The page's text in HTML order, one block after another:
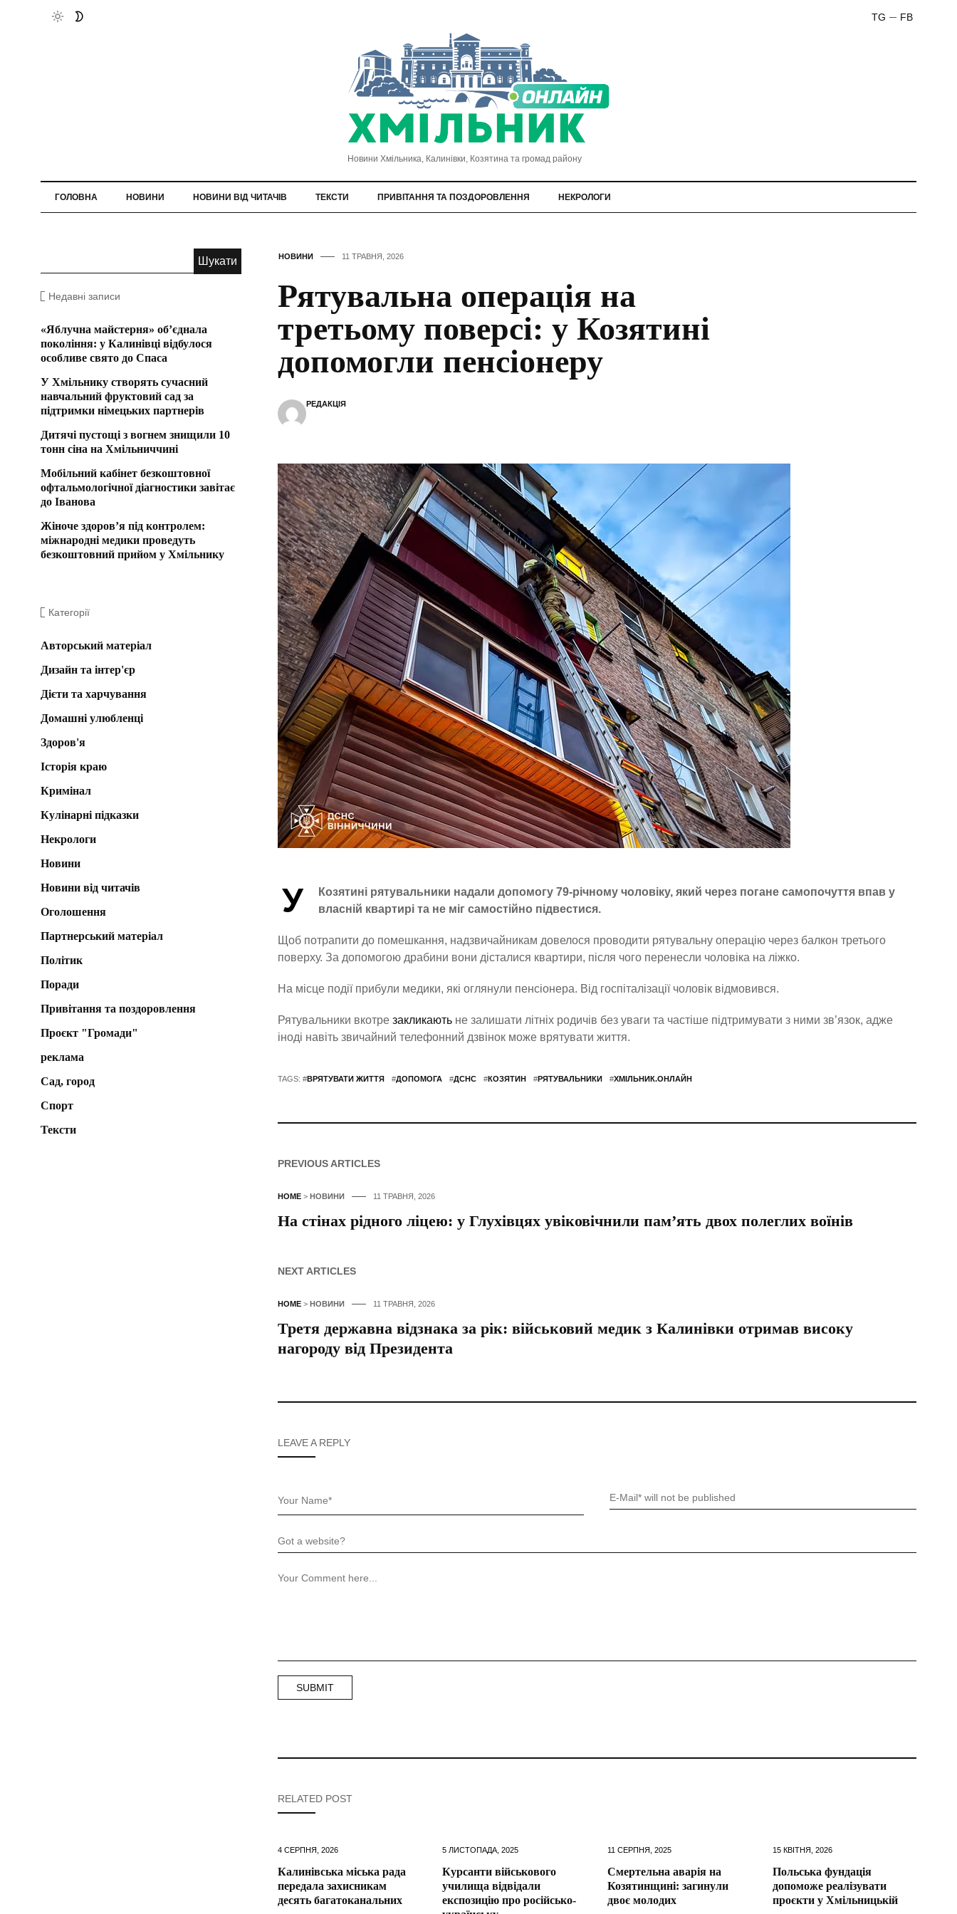
FB
TG
Новини Хмільника, Калинівки, Козятина та громад району
ГОЛОВНА НОВИНИ НОВИНИ ВІД ЧИТАЧІВ ТЕКСТИ ПРИВІТАННЯ ТА ПОЗДОРОВЛЕННЯ НЕКРОЛОГИ
НОВИНИ 11 ТРАВНЯ, 2026
Рятувальна операція на
третьому поверсі: у Козятині
допомогли пенсіонеру
РЕДАКЦІЯ
У
Козятині рятувальники надали допомогу 79-річному чоловіку, який через погане самопочуття впав у
власній квартирі та не міг самостійно підвестися.
Щоб потрапити до помешкання, надзвичайникам довелося проводити рятувальну операцію через балкон третього
поверху. За допомогою драбини вони дісталися квартири, після чого перенесли чоловіка на ліжко.
На місце події прибули медики, які оглянули пенсіонера. Від госпіталізації чоловік відмовився.
Рятувальники вкотре закликаютьне залишати літніх родичів без уваги та частіше підтримувати з ними зв’язок, адже
іноді навіть звичайний телефонний дзвінок може врятувати життя.
TAGS: #ВРЯТУВАТИ ЖИТТЯ #ДОПОМОГА #ДСНС #КОЗЯТИН #РЯТУВАЛЬНИКИ #ХМІЛЬНИК.ОНЛАЙН
PREVIOUS ARTICLES
HOME> НОВИНИ 11 ТРАВНЯ, 2026
На стінах рідного ліцею: у Глухівцях увіковічнили пам’ять двох полеглих воїнів
NEXT ARTICLES
HOME> НОВИНИ 11 ТРАВНЯ, 2026
Третя державна відзнака за рік: військовий медик з Калинівки отримав високу
нагороду від Президента
LEAVE A REPLY
RELATED POST
4 СЕРПНЯ, 2026
Калинівська міська рада
передала захисникам
десять багатоканальних
5 ЛИСТОПАДА, 2025
Курсанти військового
училища відвідали
експозицію про російсько-
11 СЕРПНЯ, 2025
Смертельна аварія на
Козятинщині: загинули
двоє молодих
15 КВІТНЯ, 2026
Польська фундація
допоможе реалізувати
проєкти у Хмільницькій
Недавні записи
«Яблучна майстерня» об’єднала
покоління: у Калинівці відбулося
особливе свято до Спаса
У Хмільнику створять сучасний
навчальний фруктовий сад за
підтримки німецьких партнерів
Дитячі пустощі з вогнем знищили 10
тонн сіна на Хмільниччині
Мобільний кабінет безкоштовної
офтальмологічної діагностики завітає
до Іванова
Жіноче здоров’я під контролем:
міжнародні медики проведуть
безкоштовний прийом у Хмільнику
Категорії
Авторський матеріал
Дизайн та інтер'єр
Дієти та харчування
Домашні улюбленці
Здоров'я
Історія краю
Кримінал
Кулінарні підказки
Некрологи
Новини
Новини від читачів
Оголошення
Партнерський матеріал
Політик
Поради
Привітання та поздоровлення
Проєкт "Громади"
реклама
Сад, город
Спорт
Тексти